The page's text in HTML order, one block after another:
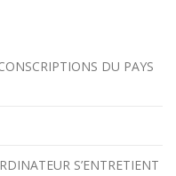
DU PAYS
S’ENTRETIENT